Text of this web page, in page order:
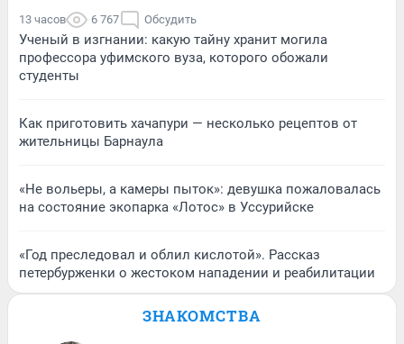
13 часов 6 767 Обсудить
Ученый в изгнании: какую тайну хранит могила
профессора уфимского вуза, которого обожали
студенты
Как приготовить хачапури — несколько рецептов от
жительницы Барнаула
«Не вольеры, а камеры пыток»: девушка пожаловалась
на состояние экопарка «Лотос» в Уссурийске
«Год преследовал и облил кислотой». Рассказ
петербурженки о жестоком нападении и реабилитации
ЗНАКОМСТВА